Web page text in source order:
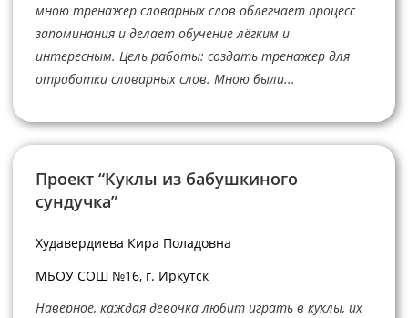
мною тренажер словарных слов облегчает процесс
запоминания и делает обучение лёгким и
интересным. Цель работы: создать тренажер для
отработки словарных слов. Мною были...
Проект “Куклы из бабушкиного
сундучка”
Худавердиева Кира Поладовна
МБОУ СОШ №16, г. Иркутск
Наверное, каждая девочка любит играть в куклы, их